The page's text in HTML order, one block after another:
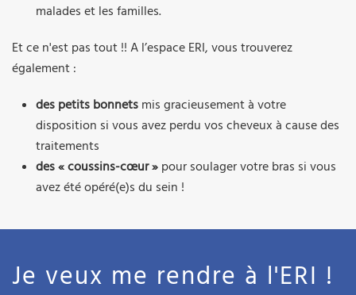
malades et les familles.
Et ce n'est pas tout !! A l’espace ERI, vous trouverez
également :
des petits bonnets mis gracieusement à votre
disposition si vous avez perdu vos cheveux à cause des
traitements
des « coussins-cœur » pour soulager votre bras si vous
avez été opéré(e)s du sein !
Je veux me rendre à l'ERI !